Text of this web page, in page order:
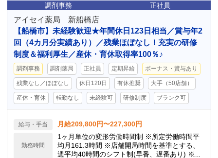
調剤事務 正社員
アイセイ薬局 新船橋店
【船橋市】未経験歓迎★年間休日123日相当／賞与年2
回（4カ月分実績あり）／残業ほぼなし！充実の研修
制度＆福利厚生／産休・育休取得率100％♪
調剤事務 調剤薬局 正社員 定期昇給 ボーナス・賞与あり
残業なし／ほぼなし 休日120日 有休推奨 大手（50店舗）
産休・育休 転勤なし 未経験可 研修制度 ブランク可
給与・手当 月給209,800円〜227,300円
勤務時間
1ヶ月単位の変形労働時間制 ※所定労働時間平
均月161.3時間 ※店舗開局時間を基準とする、
週平均40時間のシフト制(早番、遅番あり) ※シ